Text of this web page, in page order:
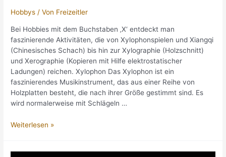
Hobbys / Von Freizeitler
Bei Hobbies mit dem Buchstaben ‚X‘ entdeckt man
faszinierende Aktivitäten, die von Xylophonspielen und Xiangqi
(Chinesisches Schach) bis hin zur Xylographie (Holzschnitt)
und Xerographie (Kopieren mit Hilfe elektrostatischer
Ladungen) reichen. Xylophon Das Xylophon ist ein
faszinierendes Musikinstrument, das aus einer Reihe von
Holzplatten besteht, die nach ihrer Größe gestimmt sind. Es
wird normalerweise mit Schlägeln …
Hobbies
Weiterlesen »